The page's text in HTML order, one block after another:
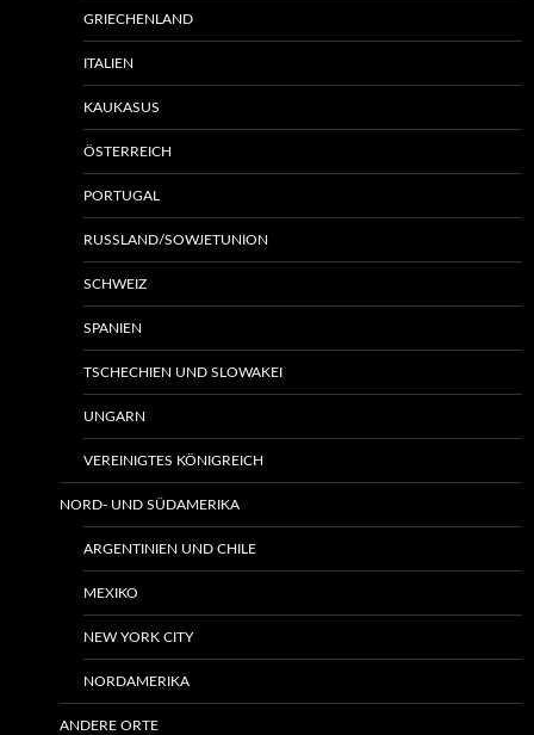
GRIECHENLAND
ITALIEN
KAUKASUS
ÖSTERREICH
PORTUGAL
RUSSLAND/SOWJETUNION
SCHWEIZ
SPANIEN
TSCHECHIEN UND SLOWAKEI
UNGARN
VEREINIGTES KÖNIGREICH
NORD- UND SÜDAMERIKA
ARGENTINIEN UND CHILE
MEXIKO
NEW YORK CITY
NORDAMERIKA
ANDERE ORTE